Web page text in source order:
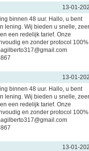
13-01-
binnen 48 uur. Hallo, u bent
lening. Wij bieden u snelle, zeer
een redelijk tarief. Onze
en zonder protocol 100%
13-01-
binnen 48 uur. Hallo, u bent
lening. Wij bieden u snelle, zeer
een redelijk tarief. Onze
en zonder protocol 100%
13-01-